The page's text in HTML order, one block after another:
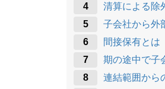
清算による除
子会社から外
間接保有とは
期の途中で子
連結範囲から